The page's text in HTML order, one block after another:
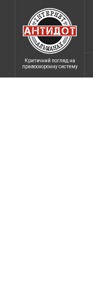
Критичний погляд на
правоохоронну систему